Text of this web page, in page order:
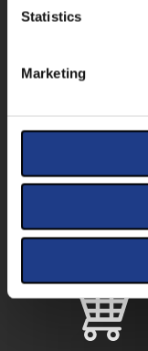
Statistics
Marketing